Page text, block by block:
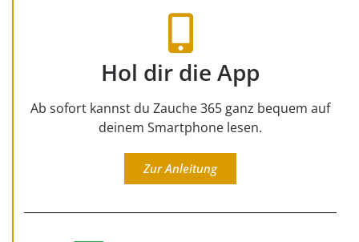
Hol dir die App
Ab sofort kannst du Zauche 365 ganz bequem auf
deinem Smartphone lesen.
Zur Anleitung